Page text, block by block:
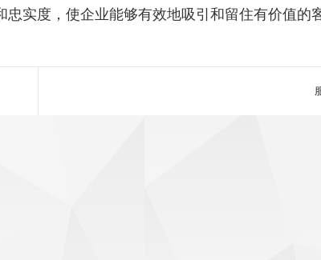
实度，使企业能够有效地吸引和留住有价值的